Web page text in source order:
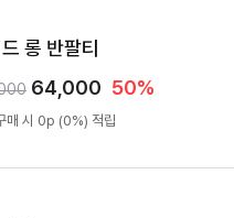
롱 반팔티
64,000 50%
매 시 0p (0%) 적립